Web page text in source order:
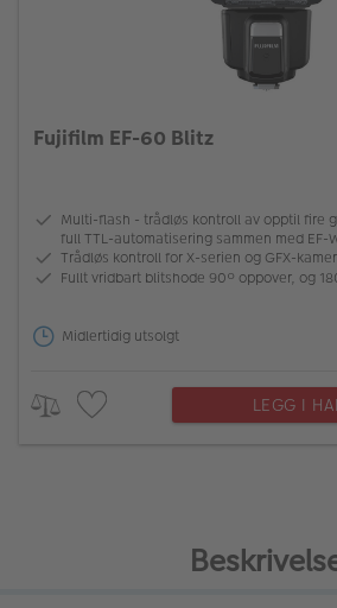
Fujifilm EF-60 Blitz
Multi-flash - trådløs kontroll av opptil fire
full TTL-automatisering sammen med EF-
Trådløs kontroll for X-serien og GFX-
Fullt vridbart blitshode 90º
Midlertidig utsolgt
LEGG I